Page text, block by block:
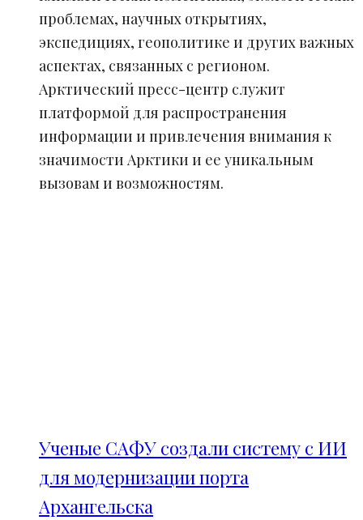
проблемах, научных открытиях,
экспедициях, геополитике и других важных
аспектах, связанных с регионом.
Арктический пресс-центр служит
платформой для распространения
информации и привлечения внимания к
значимости Арктики и ее уникальным
вызовам и возможностям.
Ученые САФУ создали систему с ИИ
для модернизации порта
Архангельска